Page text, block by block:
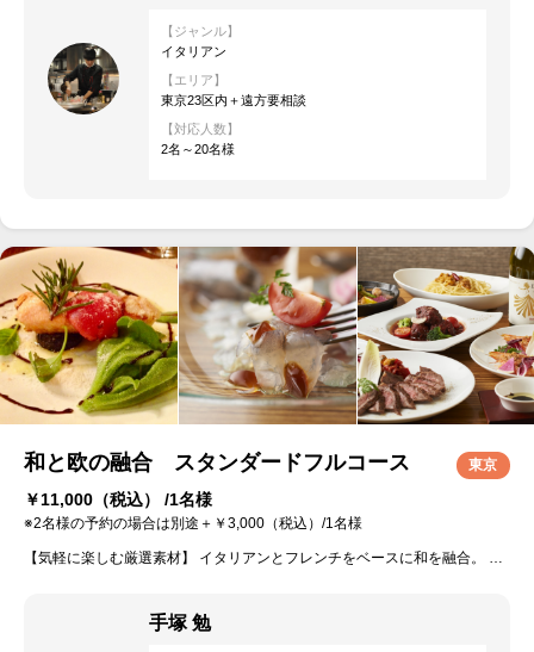
【ジャンル】
イタリアン
【エリア】
東京23区内＋遠方要相談
【対応人数】
2名～20名様
和と欧の融合 スタンダードフルコース
￥11,000 （税込） /1名様
※2名様の予約の場合は別途＋￥3,000（税込）/1名様
東京
手塚 勉